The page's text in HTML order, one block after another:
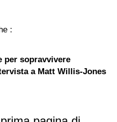
:
per sopravvivere
a Matt Willis-Jones